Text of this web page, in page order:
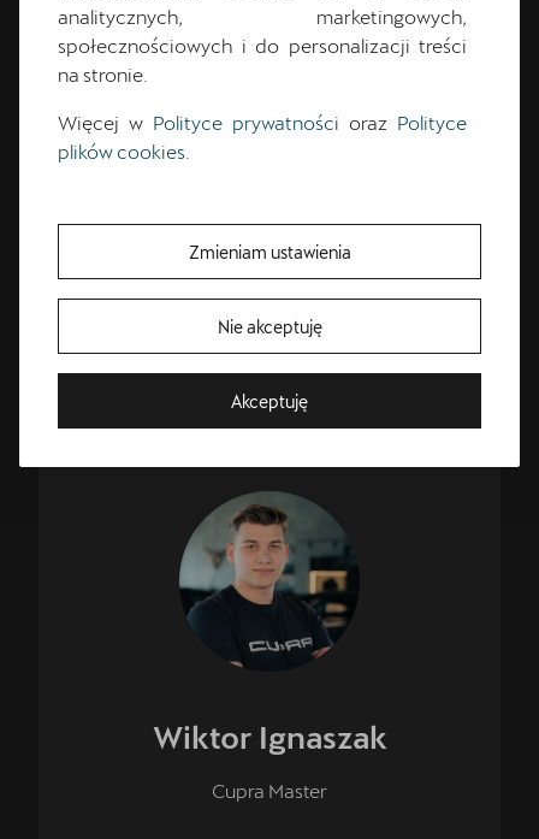
Skontaktuj się z nami!
Masz pytanie? Jesteś zainteresowany/-a ofertą? Czekamy
na Ciebie w CUPRA Studio Poznań-Komorniki
61 832 72 50
Wiktor Ignaszak
Cupra Master
analitycznych, marketingowych,
społecznościowych i do personalizacji treści
na stronie.
Więcej w Polityce prywatności oraz Polityce
plików cookies
Zmieniam ustawienia
Nie akceptuję
Akceptuję